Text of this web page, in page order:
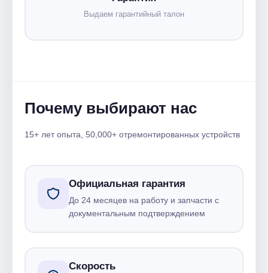
Выдаем гарантийный талон
Почему выбирают нас
15+ лет опыта, 50,000+ отремонтированных устройств
Официальная гарантия
До 24 месяцев на работу и запчасти с
документальным подтверждением
Скорость